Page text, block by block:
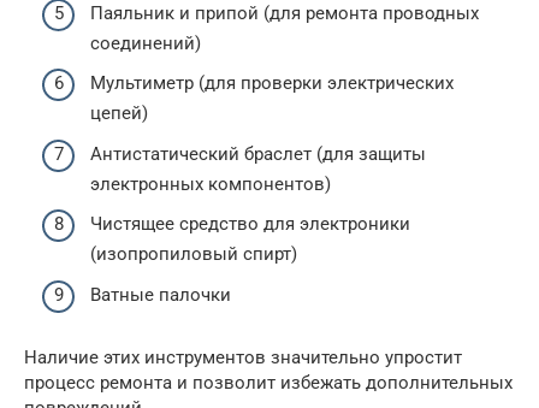
Паяльник и припой (для ремонта проводных
соединений)
Мультиметр (для проверки электрических
цепей)
Антистатический браслет (для защиты
электронных компонентов)
Чистящее средство для электроники
(изопропиловый спирт)
Ватные палочки
Наличие этих инструментов значительно упростит
процесс ремонта и позволит избежать дополнительных